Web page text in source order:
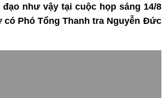
như vậy tại cuộc họp sáng 14/8
có Phó Tổng Thanh tra Nguyễn Đức